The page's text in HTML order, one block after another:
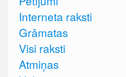
Interneta raksti
Grāmatas
Visi raksti
Atmiņas